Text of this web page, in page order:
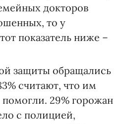
докторов
то у
показатель ниже –
защиты обращались
считают, что им
29% горожан
с полицией,